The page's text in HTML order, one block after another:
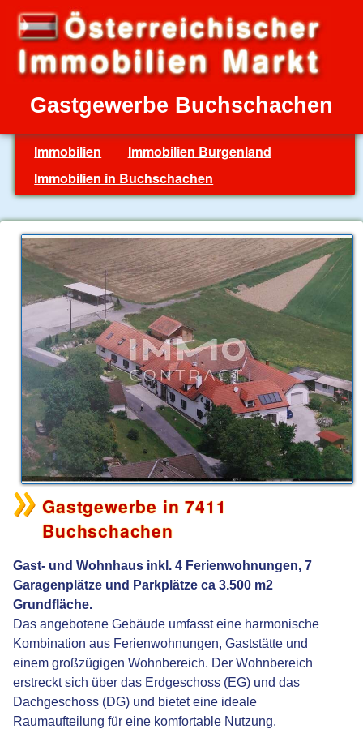
Gastgewerbe Buchschachen
Immobilien
Immobilien Burgenland
Immobilien in Buchschachen
Gastgewerbe in 7411
Buchschachen
Gast- und Wohnhaus inkl. 4 Ferienwohnungen, 7
Garagenplätze und Parkplätze ca 3.500 m2
Grundfläche.
Das angebotene Gebäude umfasst eine harmonische
Kombination aus Ferienwohnungen, Gaststätte und
einem großzügigen Wohnbereich. Der Wohnbereich
erstreckt sich über das Erdgeschoss (EG) und das
Dachgeschoss (DG) und bietet eine ideale
Raumaufteilung für eine komfortable Nutzung.